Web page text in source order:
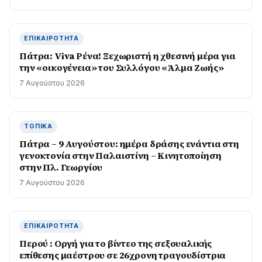
ΕΠΙΚΑΙΡΌΤΗΤΑ
Πάτρα: Viva Ρένα! Ξεχωριστή η χθεσινή μέρα για
την «οικογένεια» του Συλλόγου «Άλμα Ζωής»
7 Αυγούστου 2026
ΤΟΠΙΚΆ
Πάτρα – 9 Αυγούστου: ημέρα δράσης ενάντια στη
γενοκτονία στην Παλαιστίνη – Κινητοποίηση
στην Πλ. Γεωργίου
7 Αυγούστου 2026
ΕΠΙΚΑΙΡΌΤΗΤΑ
Περού : Οργή για το βίντεο της σεξουαλικής
επίθεσης μαέστρου σε 26χρονη τραγουδίστρια